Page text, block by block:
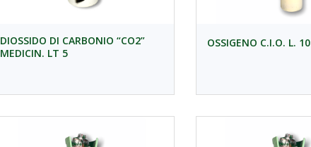
DIOSSIDO DI CARBONIO “CO2”
MEDICIN. LT 5
OSSIGENO C.I.O. L. 10